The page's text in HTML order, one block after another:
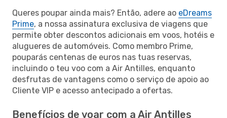
Queres poupar ainda mais? Então, adere ao eDreams
Prime, a nossa assinatura exclusiva de viagens que
permite obter descontos adicionais em voos, hotéis e
alugueres de automóveis. Como membro Prime,
pouparás centenas de euros nas tuas reservas,
incluindo o teu voo com a Air Antilles, enquanto
desfrutas de vantagens como o serviço de apoio ao
Cliente VIP e acesso antecipado a ofertas.
Benefícios de voar com a Air Antilles